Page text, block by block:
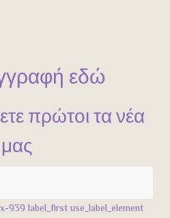
εδώ
πρώτοι τα νέα
μας
939 label_first use_label_element